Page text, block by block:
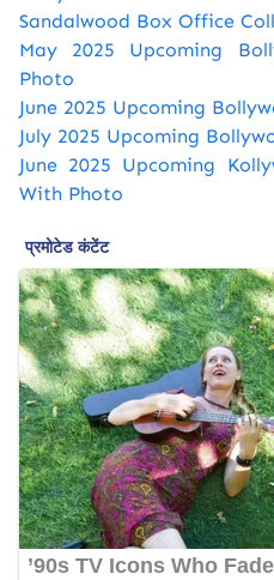
Sandalwood Box Office
May 2025 Upcoming
Photo
June 2025 Upcoming
July 2025 Upcoming
June 2025 Upcoming
With Photo